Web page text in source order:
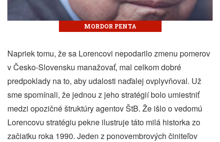
MORDOR PENTA
Napriek tomu, že sa Lorencovi nepodarilo zmenu pomerov
v Česko-Slovensku manažovať, mal celkom dobré
predpoklady na to, aby udalosti naďalej ovplyvňoval. Už
sme spomínali, že jednou z jeho stratégií bolo umiestniť
medzi opozičné štruktúry agentov ŠtB. Že išlo o vedomú
Lorencovu stratégiu pekne ilustruje táto milá historka zo
začiatku roka 1990. Jeden z ponovembrových činiteľov